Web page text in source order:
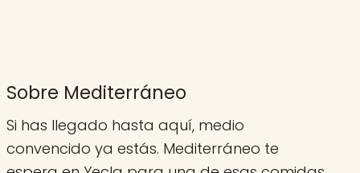
Sobre Mediterráneo
Si has llegado hasta aquí, medio
convencido ya estás. Mediterráneo te